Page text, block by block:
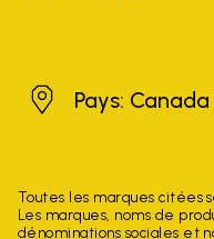
CanadaPays: Canada
Toutes les marques citées
Les marques, noms de
dénominations sociales et